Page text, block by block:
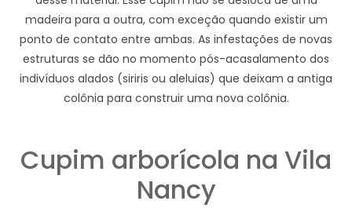
madeira para a outra, com exceção quando existir um
ponto de contato entre ambas. As infestações de novas
estruturas se dão no momento pós-acasalamento dos
indivíduos alados (siriris ou aleluias) que deixam a antiga
colônia para construir uma nova colônia.
Cupim arborícola na Vila
Nancy